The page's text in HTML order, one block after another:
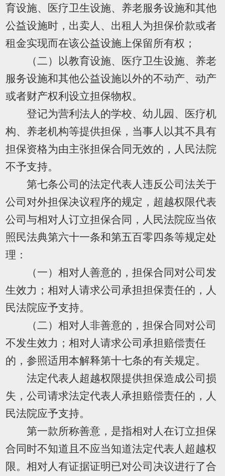
育设施、医疗卫生设施、养老服务设施和其他
公益设施时，出卖人、出租人为担保价款或者
租金实现而在该公益设施上保留所有权；
（二）以教育设施、医疗卫生设施、养老
服务设施和其他公益设施以外的不动产、动产
或者财产权利设立担保物权。
登记为营利法人的学校、幼儿园、医疗机
构、养老机构等提供担保，当事人以其不具有
担保资格为由主张担保合同无效的，人民法院
不予支持。
第七条公司的法定代表人违反公司法关于
公司对外担保决议程序的规定，超越权限代表
公司与相对人订立担保合同，人民法院应当依
照民法典第六十一条和第五百零四条等规定处
理：
（一）相对人善意的，担保合同对公司发
生效力；相对人请求公司承担担保责任的，人
民法院应予支持。
（二）相对人非善意的，担保合同对公司
不发生效力；相对人请求公司承担赔偿责任
的，参照适用本解释第十七条的有关规定。
法定代表人超越权限提供担保造成公司损
失，公司请求法定代表人承担赔偿责任的，人
民法院应予支持。
第一款所称善意，是指相对人在订立担保
合同时不知道且不应当知道法定代表人超越权
限。相对人有证据证明已对公司决议进行了合